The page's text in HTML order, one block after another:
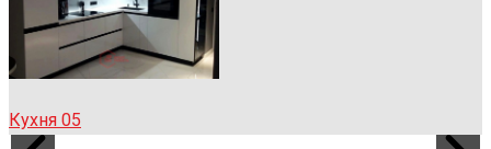
Кухня 05